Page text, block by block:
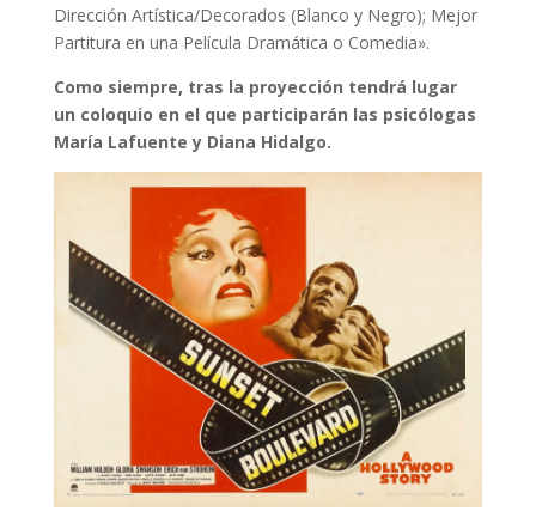
Dirección Artística/Decorados (Blanco y Negro); Mejor
Partitura en una Película Dramática o Comedia».
Como siempre, tras la proyección tendrá lugar
un coloquio en el que participarán las psicólogas
María Lafuente y Diana Hidalgo.